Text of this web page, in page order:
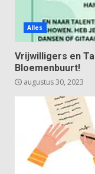
Alles
Vrijwilligers en
Bloemenbuurt!
augustus 30, 2023